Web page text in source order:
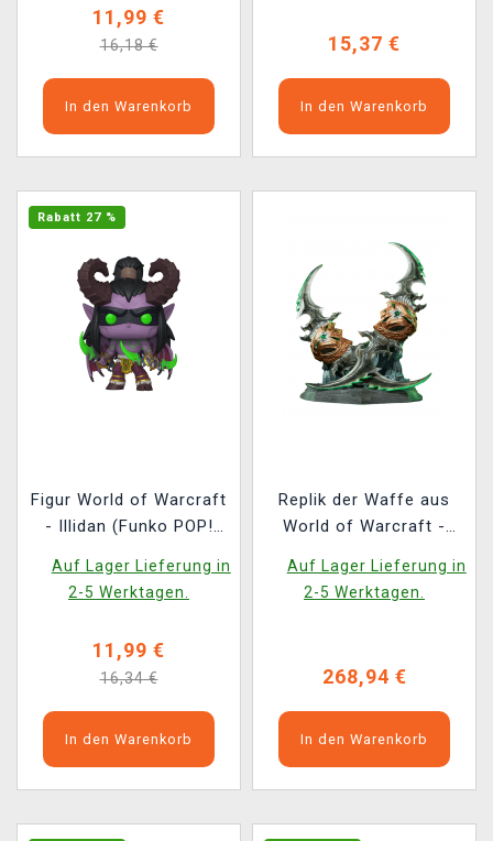
11,99 €
16,18 €
In den Warenkorb
15,37 €
In den Warenkorb
Rabatt 27 %
Figur World of Warcraft
- Illidan (Funko POP!
Auf Lager Lieferung in
2-5 Werktagen.
11,99 €
16,34 €
In den Warenkorb
Replik der Waffe aus
World of Warcraft -
Auf Lager Lieferung in
2-5 Werktagen.
268,94 €
In den Warenkorb